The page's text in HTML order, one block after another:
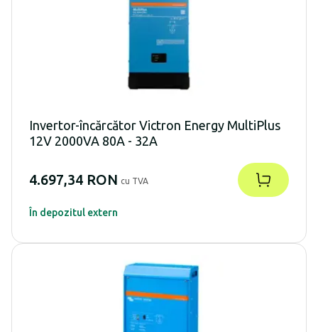
Invertor-încărcător Victron Energy MultiPlus
12V 2000VA 80A - 32A
4.697,34 RON cu TVA
În depozitul extern